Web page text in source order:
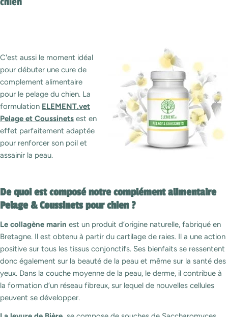
C'est aussi le moment idéal
pour débuter une cure de
complement alimentaire
pour le pelage du chien. La
formulation ELEMENT.vet
Pelage et Coussinets est en
effet parfaitement adaptée
pour renforcer son poil et
assainir la peau.
De quoi est composé notre complément alimentaire
Pelage & Coussinets pour chien ?
Le collagène marin est un produit d’origine naturelle, fabriqué en
Bretagne. Il est obtenu à partir du cartilage de raies. Il a une action
positive sur tous les tissus conjonctifs. Ses bienfaits se ressentent
donc également sur la beauté de la peau et même sur la santé des
yeux. Dans la couche moyenne de la peau, le derme, il contribue à
la formation d’un réseau fibreux, sur lequel de nouvelles cellules
peuvent se développer.